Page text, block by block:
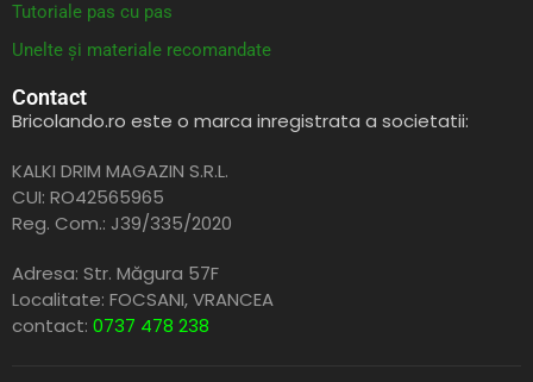
Tutoriale pas cu pas
Unelte și materiale recomandate
Contact
Bricolando.ro este o marca inregistrata a societatii:
KALKI DRIM MAGAZIN S.R.L.
CUI: RO42565965
Reg. Com.: J39/335/2020
Adresa: Str. Măgura 57F
Localitate: FOCSANI,VRANCEA
contact: 0737 478 238